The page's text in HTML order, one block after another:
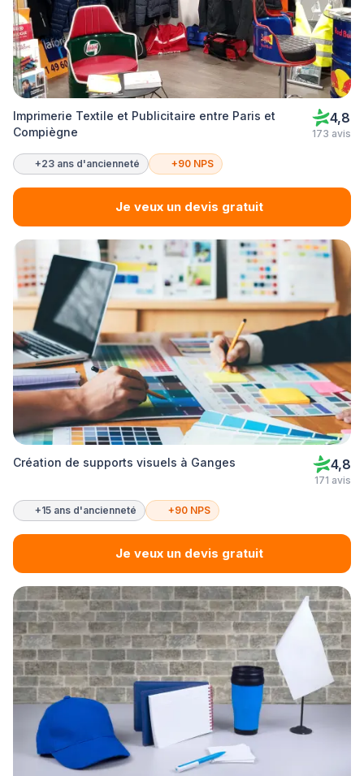
Imprimerie Textile et Publicitaire entre Paris et
Compiègne
4,8
173 avis
+23 ans d'ancienneté +90 NPS
Je veux un devis gratuit
Création de supports visuels à Ganges 4,8
171 avis
+15 ans d'ancienneté +90 NPS
Je veux un devis gratuit